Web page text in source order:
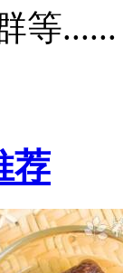
等......
荐